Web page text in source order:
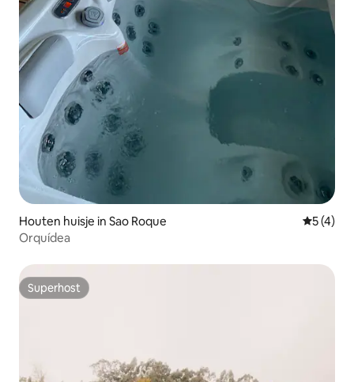
Houten huisje in Sao Roque
5 (4)
Orquídea
Superhost
Superhost